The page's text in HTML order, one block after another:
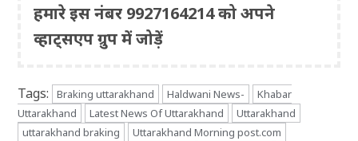
हमारे इस नंबर 9927164214 को अपने
व्हाट्सएप ग्रुप में जोड़ें
Tags: Braking uttarakhand Haldwani News-
Khabar
Uttarakhand
Latest News Of Uttarakhand
Uttarakhand
uttarakhand braking
Uttarakhand Morning post.com